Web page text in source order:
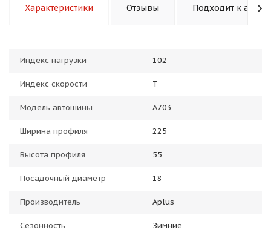
Характеристики Отзывы Подходит к авто
Индекс нагрузки 102
Индекс скорости T
Модель автошины A703
Ширина профиля 225
Высота профиля 55
Посадочный диаметр 18
Производитель Aplus
Сезонность Зимние